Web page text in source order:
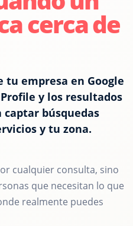
cerca de
empresa en Google
y los resultados
búsquedas
y tu zona.
cualquier consulta, sino
que necesitan lo que
realmente puedes